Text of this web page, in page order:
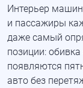
Интерьер
и пассажиры
даже самый
позиции: обивка
появляются
авто без